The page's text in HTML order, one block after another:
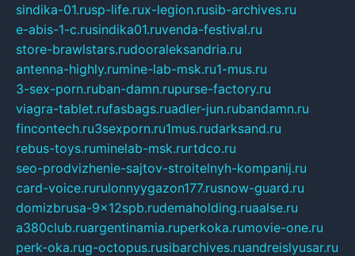
sindika-01.rusp-life.rux-legion.rusib-archives.ru
e-abis-1-c.rusindika01.ruvenda-festival.ru
store-brawlstars.rudooraleksandria.ru
antenna-highly.rumine-lab-msk.ru1-mus.ru
3-sex-porn.ruban-damn.rupurse-factory.ru
viagra-tablet.rufasbags.ruadler-jun.rubandamn.ru
fincontech.ru3sexporn.ru1mus.rudarksand.ru
rebus-toys.ruminelab-msk.rurtdco.ru
seo-prodvizhenie-sajtov-stroitelnyh-kompanij.ru
card-voice.rurulonnyygazon177.rusnow-guard.ru
domizbrusa-9x12spb.rudemaholding.ruaalse.ru
a380club.ruargentinamia.ruperkoka.rumovie-one.ru
perk-oka.rug-octopus.rusibarchives.ruandreislyusar.ru